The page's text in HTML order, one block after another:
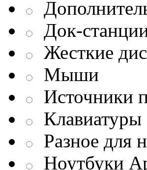
Док-
Жесткие
Мыши
Источники
Клавиатуры
Разное для
Ноутбуки